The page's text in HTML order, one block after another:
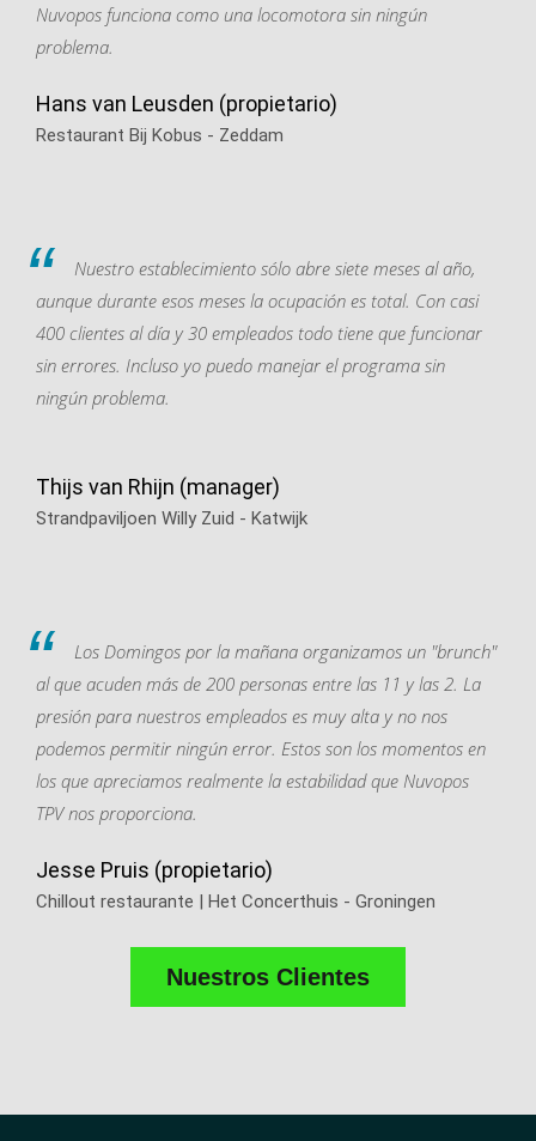
Nuvopos funciona como una locomotora sin ningún
problema.
Hans van Leusden (propietario)
Restaurant Bij Kobus - Zeddam
Nuestro establecimiento sólo abre siete meses al año,
aunque durante esos meses la ocupación es total. Con casi
400 clientes al día y 30 empleados todo tiene que funcionar
sin errores. Incluso yo puedo manejar el programa sin
ningún problema.
Thijs van Rhijn (manager)
Strandpaviljoen Willy Zuid - Katwijk
Los Domingos por la mañana organizamos un "brunch"
al que acuden más de 200 personas entre las 11 y las 2. La
presión para nuestros empleados es muy alta y no nos
podemos permitir ningún error. Estos son los momentos en
los que apreciamos realmente la estabilidad que Nuvopos
TPV nos proporciona.
Jesse Pruis (propietario)
Chillout restaurante | Het Concerthuis - Groningen
Nuestros Clientes